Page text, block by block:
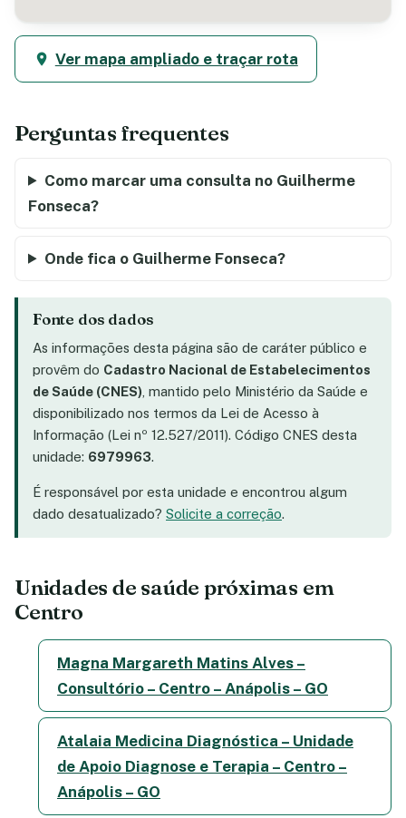
Ver mapa ampliado e traçar rota
Perguntas frequentes
Como marcar uma consulta no Guilherme
Fonseca?
Onde fica o Guilherme Fonseca?
Fonte dos dados
As informações desta página são de caráter público e
provêm do Cadastro Nacional de Estabelecimentos
de Saúde (CNES) , mantido pelo Ministério da Saúde e
disponibilizado nos termos da Lei de Acesso à
Informação (Lei nº 12.527/2011). Código CNES desta
unidade: 6979963.
É responsável por esta unidade e encontrou algum
dado desatualizado? Solicite a correção.
Unidades de saúde próximas em
Centro
Magna Margareth Matins Alves –
Consultório – Centro – Anápolis – GO
Atalaia Medicina Diagnóstica – Unidade
de Apoio Diagnose e Terapia – Centro –
Anápolis – GO